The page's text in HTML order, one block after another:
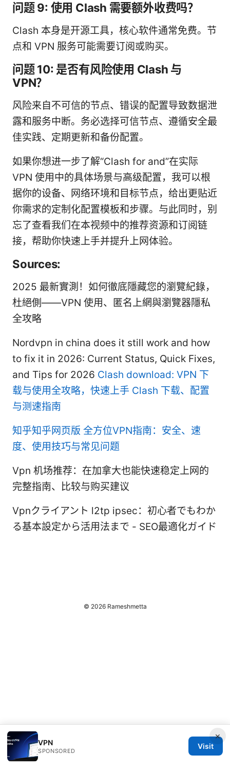
问题 9: 使用 Clash 需要额外收费吗？
Clash 本身是开源工具，核心软件通常免费。节
点和 VPN 服务可能需要订阅或购买。
问题 10: 是否有风险使用 Clash 与
VPN？
风险来自不可信的节点、错误的配置导致数据泄
露和服务中断。务必选择可信节点、遵循安全最
佳实践、定期更新和备份配置。
如果你想进一步了解“Clash for and”在实际
VPN 使用中的具体场景与高级配置，我可以根
据你的设备、网络环境和目标节点，给出更贴近
你需求的定制化配置模板和步骤。与此同时，别
忘了查看我们在本视频中的推荐资源和订阅链
接，帮助你快速上手并提升上网体验。
Sources:
2025 最新實測！如何徹底隱藏您的瀏覽紀錄，
杜絕側——VPN 使用、匿名上網與瀏覽器隱私
全攻略
Nordvpn in china does it still work and how
to fix it in 2026: Current Status, Quick Fixes,
and Tips for 2026 Clash download: VPN 下
载与使用全攻略，快速上手 Clash 下载、配置
与测速指南
知乎知乎网页版 全方位VPN指南：安全、速
度、使用技巧与常见问题
Vpn 机场推荐：在加拿大也能快速稳定上网的
完整指南、比较与购买建议
Vpnクライアント l2tp ipsec：初心者でもわか
る基本設定から活用法まで - SEO最適化ガイド
×
VPN
SPONSORED
Visit
© 2026 Rameshmetta